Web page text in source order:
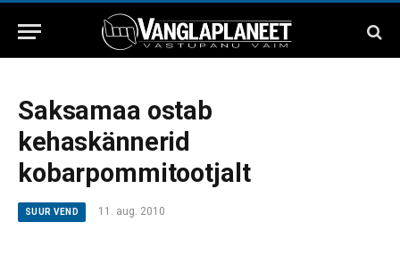
Saksamaa ostab
kehaskännerid
kobarpommitootjalt
SUUR VEND 11. aug. 2010